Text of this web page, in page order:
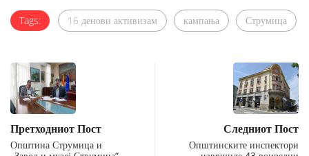
Tags: 16 денови активизам кампања Струмица
Претходниот Пост
Општина Струмица и
Следниот Пост
Општинските инспектори